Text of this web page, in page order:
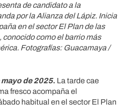
de candidato a la
por la Alianza del Lápiz. Inicia
en el sector El Plan de las
conocido como el barrio más
Fotografías: Guacamaya /
de 2025. La tarde cae
fresco acompaña el
habitual en el sector El Plan